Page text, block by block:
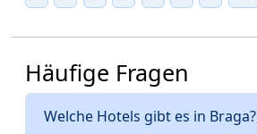
Häufige Fragen
Welche Hotels gibt es in Braga?